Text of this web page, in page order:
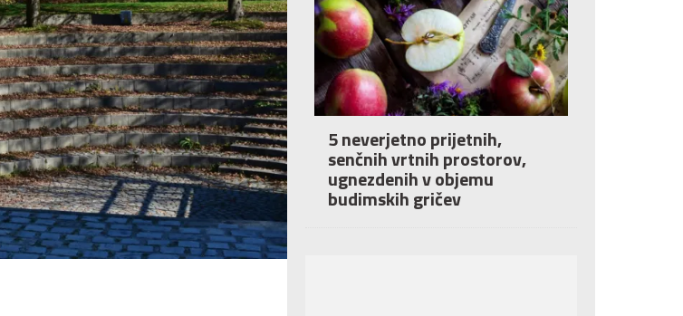
5 neverjetno prijetnih,
senčnih vrtnih prostorov,
ugnezdenih v objemu
budimskih gričev